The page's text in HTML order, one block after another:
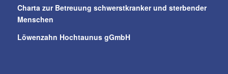
Charta zur Betreuung schwerstkranker und sterbender
Menschen
Löwenzahn Hochtaunus gGmbH